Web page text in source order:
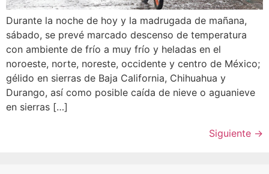
Durante la noche de hoy y la madrugada de mañana,
sábado, se prevé marcado descenso de temperatura
con ambiente de frío a muy frío y heladas en el
noroeste, norte, noreste, occidente y centro de México;
gélido en sierras de Baja California, Chihuahua y
Durango, así como posible caída de nieve o aguanieve
en sierras […]
Siguiente →